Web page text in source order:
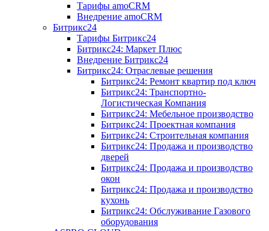
Тарифы amoCRM
Внедрение amoCRM
Битрикс24
Тарифы Битрикс24
Битрикс24: Маркет Плюс
Внедрение Битрикс24
Битрикс24: Отраслевые решения
Битрикс24: Ремонт квартир под ключ
Битрикс24: Транспортно-
Логистическая Компания
Битрикс24: Мебельное производство
Битрикс24: Проектная компания
Битрикс24: Строительная компания
Битрикс24: Продажа и производство
дверей
Битрикс24: Продажа и производство
окон
Битрикс24: Продажа и производство
кухонь
Битрикс24: Обслуживание Газового
оборудования